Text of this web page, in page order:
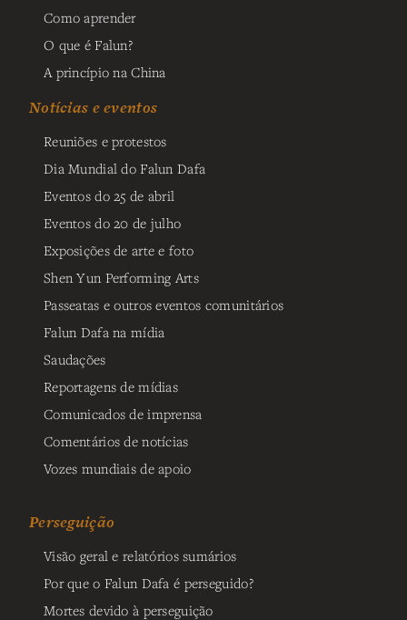
Como aprender
O que é Falun?
A princípio na China
Notícias e eventos
Reuniões e protestos
Dia Mundial do Falun Dafa
Eventos do 25 de abril
Eventos do 20 de julho
Exposições de arte e foto
Shen Yun Performing Arts
Passeatas e outros eventos comunitários
Falun Dafa na mídia
Saudações
Reportagens de mídias
Comunicados de imprensa
Comentários de notícias
Vozes mundiais de apoio
Perseguição
Visão geral e relatórios sumários
Por que o Falun Dafa é perseguido?
Mortes devido à perseguição